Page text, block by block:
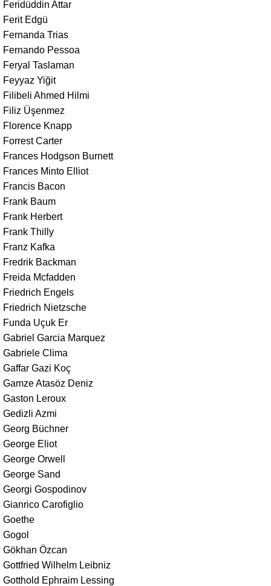
Feridüddin Attar
Ferit Edgü
Fernanda Trias
Fernando Pessoa
Feryal Taslaman
Feyyaz Yiğit
Filibeli Ahmed Hilmi
Filiz Üşenmez
Florence Knapp
Forrest Carter
Frances Hodgson Burnett
Frances Minto Elliot
Francis Bacon
Frank Baum
Frank Herbert
Frank Thilly
Franz Kafka
Fredrik Backman
Freida Mcfadden
Friedrich Engels
Friedrich Nietzsche
Funda Uçuk Er
Gabriel Garcia Marquez
Gabriele Clima
Gaffar Gazi Koç
Gamze Atasöz Deniz
Gaston Leroux
Gedizli Azmi
Georg Büchner
George Eliot
George Orwell
George Sand
Georgi Gospodinov
Gianrico Carofiglio
Goethe
Gogol
Gökhan Özcan
Gottfried Wilhelm Leibniz
Gotthold Ephraim Lessing